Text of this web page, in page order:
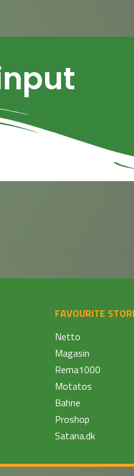
FAVOURITE
Netto
Magasin
Rema1000
Motatos
Bahne
Proshop
Satana.dk